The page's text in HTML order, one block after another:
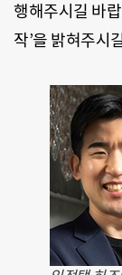
행해주시길 바
작’을 밝혀주시